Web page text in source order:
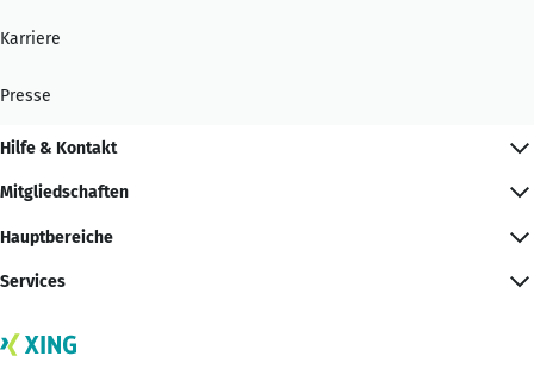
Karriere
Presse
Hilfe & Kontakt
Mitgliedschaften
Hauptbereiche
Services